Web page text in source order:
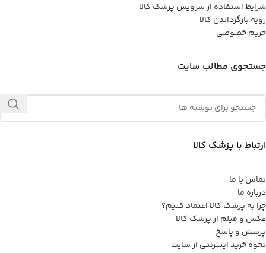
شرایط استفاده از سرویس پزشک کالا
رویه بازگرداندن کالا
حریم خصوصی
جستجوی مطالب سایت
ارتباط با پزشک کالا
تماس با ما
درباره ما
چرا به پزشک کالا اعتماد کنیم؟
عکس و فیلم از پزشک کالا
پرسش و پاسخ
نحوه خرید اینترنتی از سایت